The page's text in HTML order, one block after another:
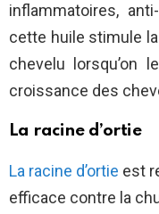
inflammatoires,
cette huile stimule
chevelu lorsqu’on
croissance des
La racine d’ortie
La racine d’ortie est
efficace contre la